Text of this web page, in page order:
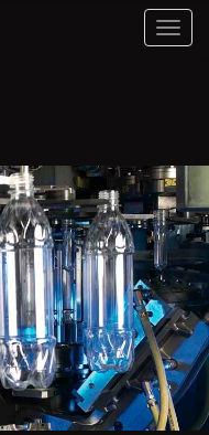
Toggle